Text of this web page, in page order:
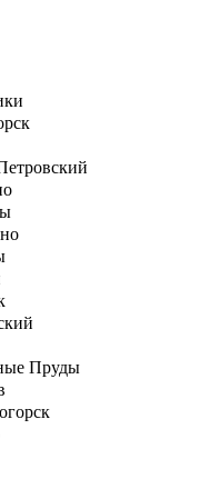
Пруды